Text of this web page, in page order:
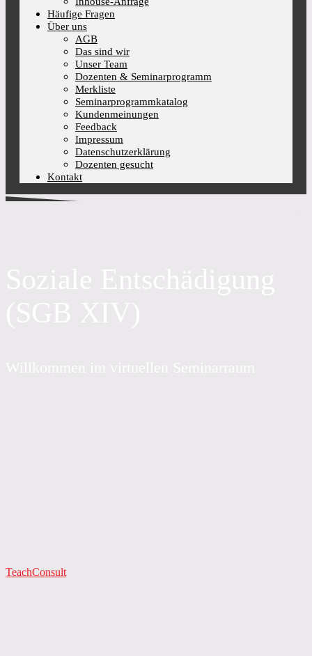
Häufige Fragen
Über uns
AGB
Das sind wir
Unser Team
Dozenten & Seminarprogramm
Merkliste
Seminarprogrammkatalog
Kundenmeinungen
Feedback
Impressum
Datenschutzerklärung
Dozenten gesucht
Kontakt
TeachConsult